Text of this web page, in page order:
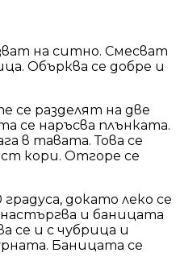
на ситно. Смесват
Обърква се добре и
се разделят на две
се наръсва плънката.
в тавата. Това се
кори. Отгоре се
докато леко се
и баницата
се и с чубрица и
Баницата се